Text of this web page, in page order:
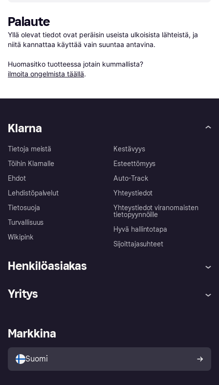
Palaute
Yllä olevat tiedot ovat peräisin useista ulkoisista lähteistä, ja
niitä kannattaa käyttää vain suuntaa antavina.
Huomasitko tuotteessa jotain kummallista?
ilmoita ongelmista täällä.
Klarna
Tietoja meistä
Töihin Klarnalle
Ehdot
Lehdistöpalvelut
Tietosuoja
Turvallisuus
Wikipink
Kestävyys
Esteettömyys
Auto-Track
Yhteystiedot
Yhteystiedot viranomaisten
tietopyynnöille
Hyvä hallintotapa
Sijoittajasuhteet
Henkilöasiakas
Ohje
Kirjaudu sisään
Tutustu kauppoihin
Ostajan turva
Yritys
Kirjaudu sisään yrityksenä
Markkina
Suomi